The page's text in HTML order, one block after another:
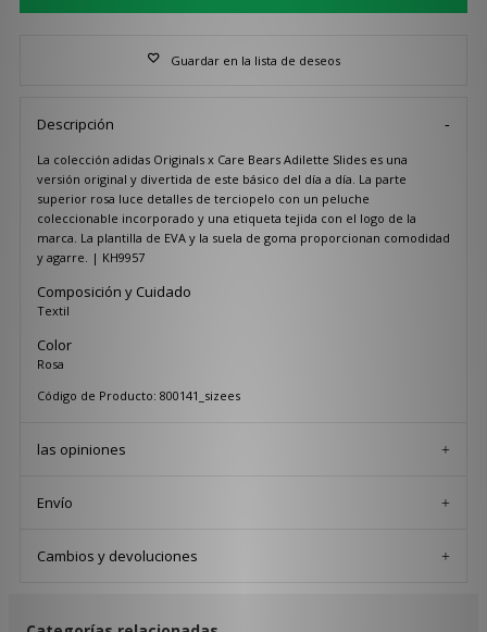
Guardar en la lista de deseos
Descripción
La colección adidas Originals x Care Bears Adilette Slides es una
versión original y divertida de este básico del día a día. La parte
superior rosa luce detalles de terciopelo con un peluche
coleccionable incorporado y una etiqueta tejida con el logo de la
marca. La plantilla de EVA y la suela de goma proporcionan comodidad
y agarre. | KH9957
Composición y Cuidado
Textil
Color
Rosa
Código de Producto: 800141_sizees
las opiniones
Envío
Cambios y devoluciones